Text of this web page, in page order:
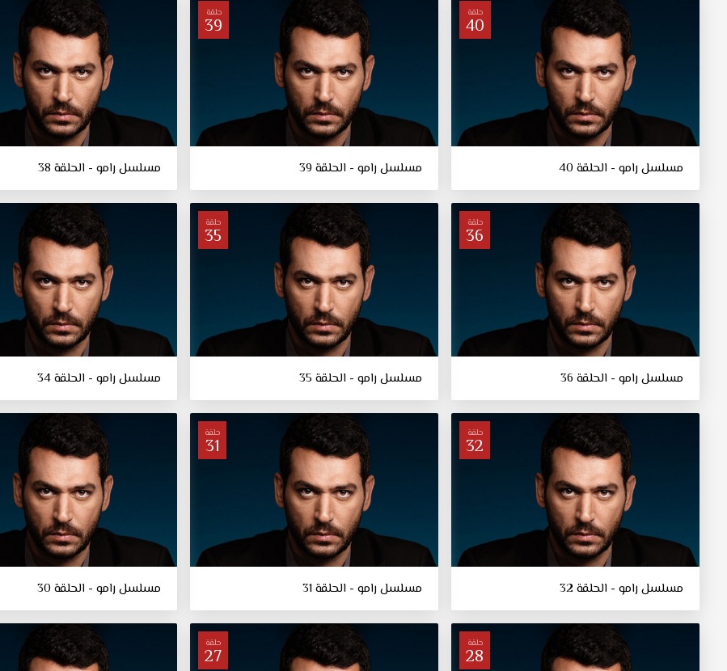
حلقة
40
مسلسل رامو - الحلقة 40
حلقة
39
مسلسل رامو - الحلقة 39 مسلسل رامو - الحلقة 38
حلقة
36
مسلسل رامو - الحلقة 36
حلقة
35
مسلسل رامو - الحلقة 35 مسلسل رامو - الحلقة 34
حلقة
32
مسلسل رامو - الحلقة 32
حلقة
31
مسلسل رامو - الحلقة 31 مسلسل رامو - الحلقة 30
حلقة
28
حلقة
27